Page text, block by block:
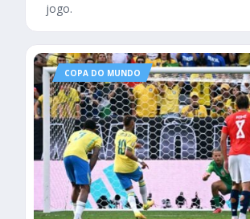
jogo.
COPA DO MUNDO